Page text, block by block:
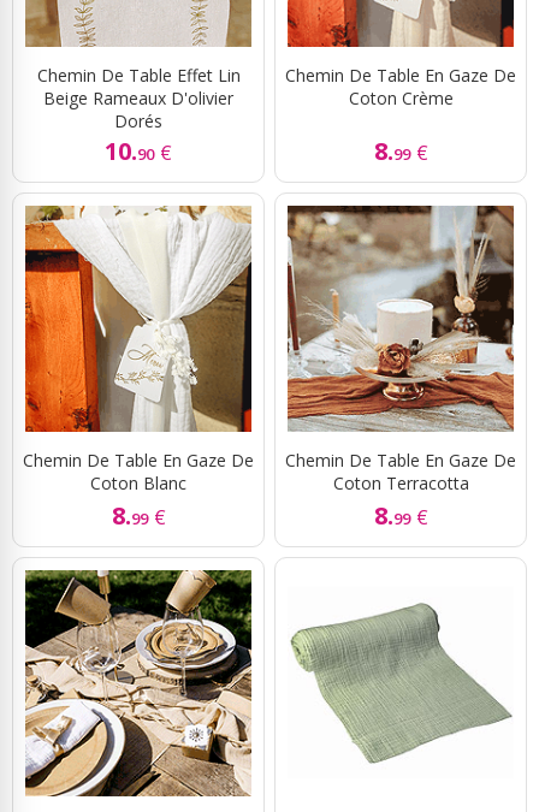
Chemin De Table Effet Lin
Beige Rameaux D'olivier
Dorés
10.90 €
Chemin De Table En Gaze De
Coton Crème
8.99 €
Chemin De Table En Gaze De
Coton Blanc
8.99 €
Chemin De Table En Gaze De
Coton Terracotta
8.99 €